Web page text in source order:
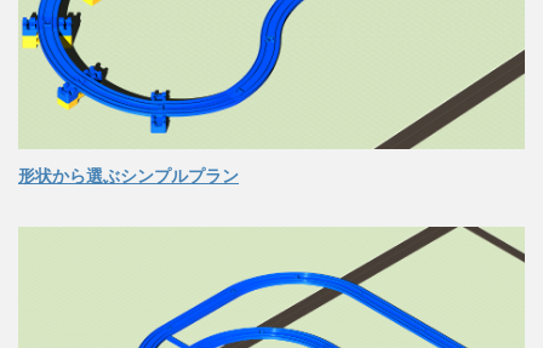
形状から選ぶシンプルプラン